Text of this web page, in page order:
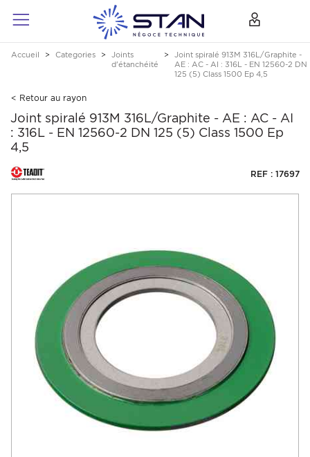
Accueil Categories
Joints
d'étanchéité
Joint spiralé 913M 316L/Graphite -
AE : AC - AI : 316L - EN 12560-2 DN
125 (5) Class 1500 Ep 4,5
< Retour au rayon
Joint spiralé 913M 316L/Graphite - AE : AC - AI
: 316L - EN 12560-2 DN 125 (5) Class 1500 Ep
4,5
REF : 17697